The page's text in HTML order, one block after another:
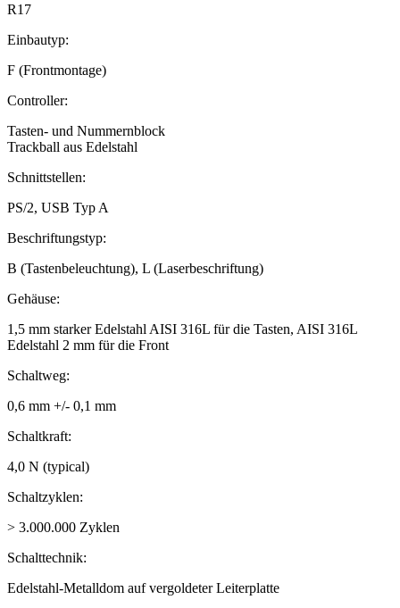
R17
Einbautyp:
F (Frontmontage)
Controller:
Tasten- und Nummernblock
Trackball aus Edelstahl
Schnittstellen:
PS/2, USB Typ A
Beschriftungstyp:
B (Tastenbeleuchtung), L (Laserbeschriftung)
Gehäuse:
1,5 mm starker Edelstahl AISI 316L für die Tasten, AISI 316L
Edelstahl 2 mm für die Front
Schaltweg:
0,6 mm +/- 0,1 mm
Schaltkraft:
4,0 N (typical)
Schaltzyklen:
> 3.000.000 Zyklen
Schalttechnik:
Edelstahl-Metalldom auf vergoldeter Leiterplatte